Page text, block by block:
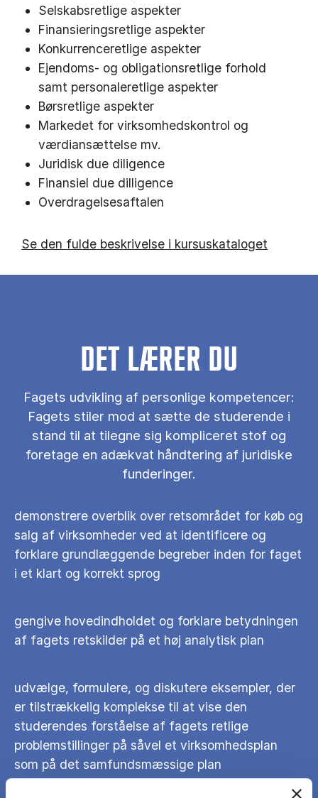
Selskabsretlige aspekter
Finansieringsretlige aspekter
Konkurrenceretlige aspekter
Ejendoms- og obligationsretlige forhold
samt personaleretlige aspekter
Børsretlige aspekter
Markedet for virksomhedskontrol og
værdiansættelse mv.
Juridisk due diligence
Finansiel due dilligence
Overdragelsesaftalen
Se den fulde beskrivelse i kursuskataloget
DET LÆRER DU
Fagets udvikling af personlige kompetencer:
Fagets stiler mod at sætte de studerende i
stand til at tilegne sig kompliceret stof og
foretage en adækvat håndtering af juridiske
funderinger.
demonstrere overblik over retsområdet for køb og
salg af virksomheder ved at identificere og
forklare grundlæggende begreber inden for faget
i et klart og korrekt sprog
gengive hovedindholdet og forklare betydningen
af fagets retskilder på et høj analytisk plan
udvælge, formulere, og diskutere eksempler, der
er tilstrækkelig komplekse til at vise den
studerendes forståelse af fagets retlige
problemstillinger på såvel et virksomhedsplan
som på det samfundsmæssige plan